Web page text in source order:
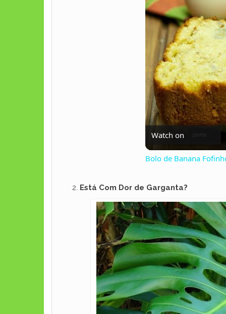
Watch on
Bolo de Banana
Está Com Dor de Garganta?